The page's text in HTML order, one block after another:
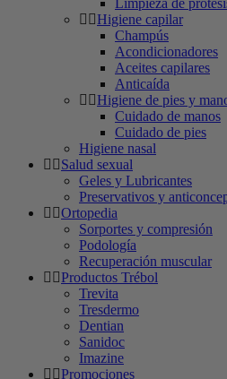
Limpieza de
Higiene capilar
Champús
Acondicionadores
Aceites capilares
Anticaída
Higiene de pies y
Cuidado de manos
Cuidado de pies
Higiene nasal
Salud sexual
Geles y Lubricantes
Preservativos y
Ortopedia
Sorportes y compresión
Podología
Recuperación muscular
Productos Trébol
Trevita
Tresdermo
Dentian
Sanidoc
Imazine
Promociones